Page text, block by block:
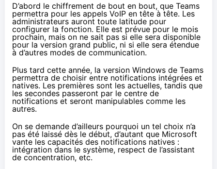
D’abord le chiffrement de bout en bout, que Teams
permettra pour les appels VoIP en tête à tête. Les
administrateurs auront toute latitude pour
configurer la fonction. Elle est prévue pour le mois
prochain, mais on ne sait pas si elle sera disponible
pour la version grand public, ni si elle sera étendue
à d’autres modes de communication.
Plus tard cette année, la version Windows de Teams
permettra de choisir entre notifications intégrées et
natives. Les premières sont les actuelles, tandis que
les secondes passeront par le centre de
notifications et seront manipulables comme les
autres.
On se demande d’ailleurs pourquoi un tel choix n’a
pas été laissé dès le début, d’autant que Microsoft
vante les capacités des notifications natives :
intégration dans le système, respect de l’assistant
de concentration, etc.